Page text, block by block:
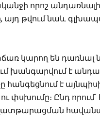
որոշ
թվում նաև
կարող են դառնալ
խանգարվում է
է
Ընդ որում՝